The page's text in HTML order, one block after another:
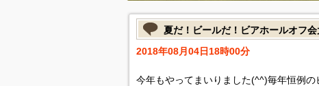
夏だ！ビールだ！ビアホールオフ
2018年08月04日18時00分
今年もやってまいりました(^^)毎年恒例の